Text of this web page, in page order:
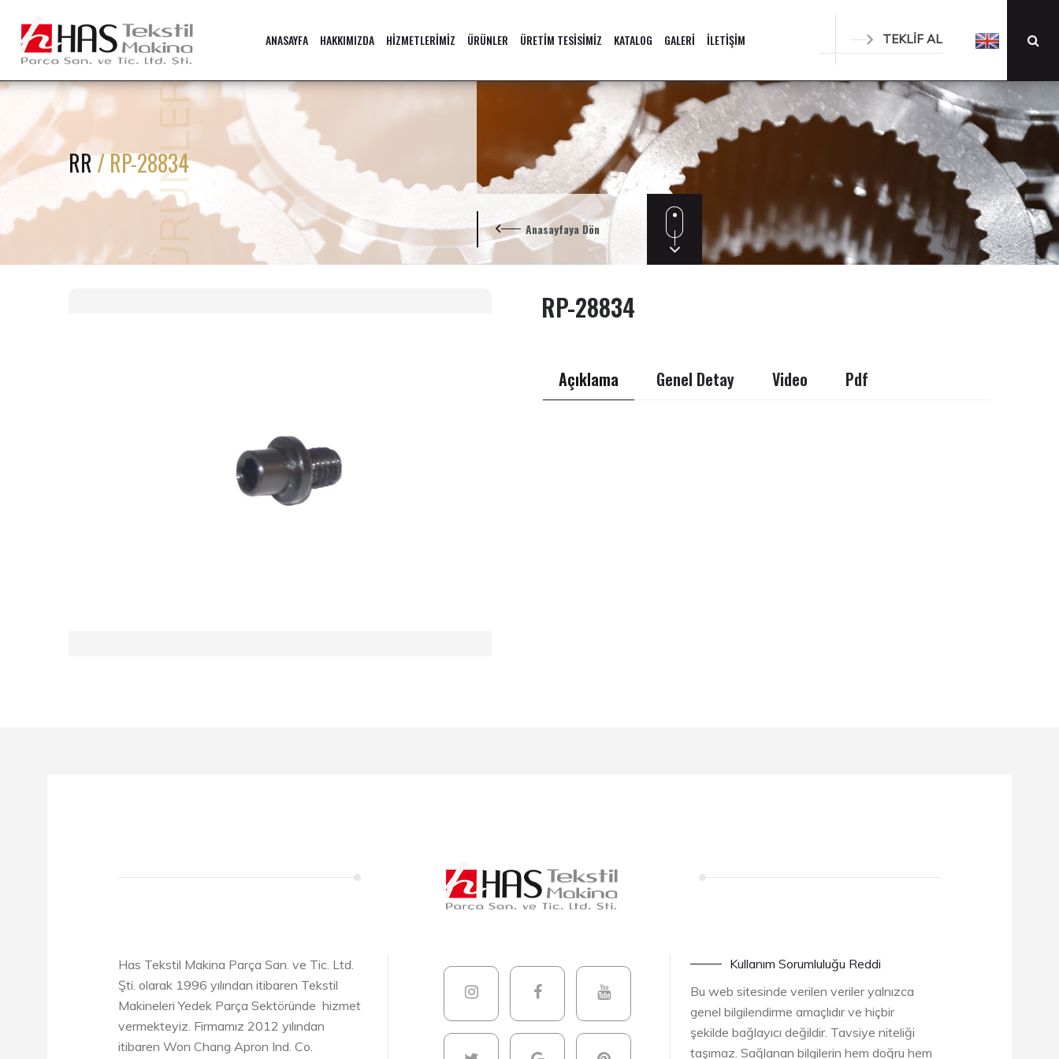
ANASAYFA HAKKIMIZDA HİZMETLERİMİZ ÜRÜNLER ÜRETİM TESİSİMİZ KATALOG GALERİ İLETİŞİM TEKLİF AL
ÜRÜNLER
RR/ RP-28834
Anasayfaya Dön
RP-28834
Açıklama Genel Detay Video Pdf
Has Tekstil Makina Parça San. ve Tic. Ltd.
Şti. olarak 1996 yılından itibaren Tekstil
Makineleri Yedek Parça Sektöründe hizmet
vermekteyiz. Firmamız 2012 yılından
itibaren Won Chang Apron Ind. Co.
Kullanım Sorumluluğu Reddi
Bu web sitesinde verilen veriler yalnızca
genel bilgilendirme amaçlıdır ve hiçbir
şekilde bağlayıcı değildir. Tavsiye niteliği
taşımaz. Sağlanan bilgilerin hem doğru hem